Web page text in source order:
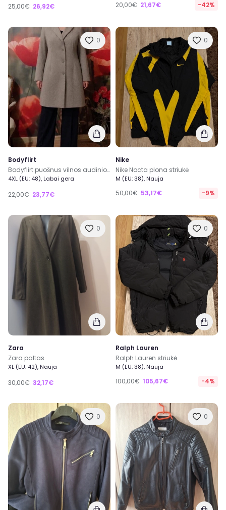
25,00€ 26,92€ 20,00€ 21,67€ -42%
0
Bodyflirt
Bodyflirt puošnus vilnos audinio paltas pavasariui
4XL (EU: 48), Labai gera
22,00€ 23,77€
0
Nike
Nike Nocta plona striukė
M (EU: 38), Nauja
50,00€ 53,17€ -9%
0
Zara
Zara paltas
XL (EU: 42), Nauja
30,00€ 32,17€
0
Ralph Lauren
Ralph Lauren striukė
M (EU: 38), Nauja
100,00€ 105,67€ -4%
0 0